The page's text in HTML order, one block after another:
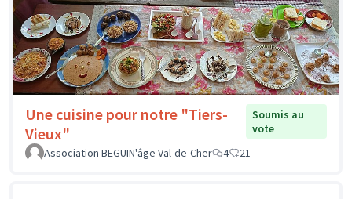
Une cuisine pour notre "Tiers-
Vieux"
Soumis au
vote
Association BEGUIN'âge Val-de-Cher
4 21